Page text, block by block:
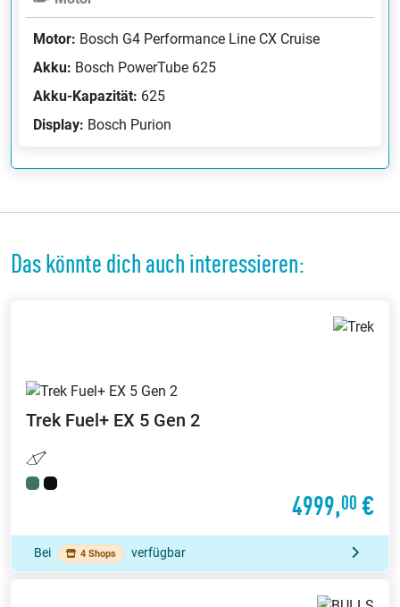
Motor: Bosch G4 Performance Line CX Cruise
Akku: Bosch PowerTube 625
Akku-Kapazität: 625
Display: Bosch Purion
Das könnte dich auch interessieren:
Trek Fuel+ EX 5 Gen 2
4999,00 €
Bei 4 Shops verfügbar